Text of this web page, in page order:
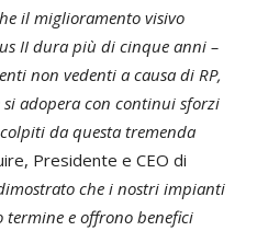
il miglioramento visivo
II dura più di cinque anni –
non vedenti a causa di RP,
adopera con continui sforzi
da questa tremenda
Presidente e CEO di
che i nostri impianti
e offrono benefici